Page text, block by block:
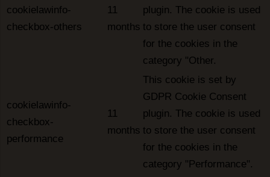
cookielawinfo-
checkbox-others
11
months
plugin. The cookie is used
to store the user consent
for the cookies in the
category "Other.
cookielawinfo-
checkbox-
performance
11
months
This cookie is set by
GDPR Cookie Consent
plugin. The cookie is used
to store the user consent
for the cookies in the
category "Performance".